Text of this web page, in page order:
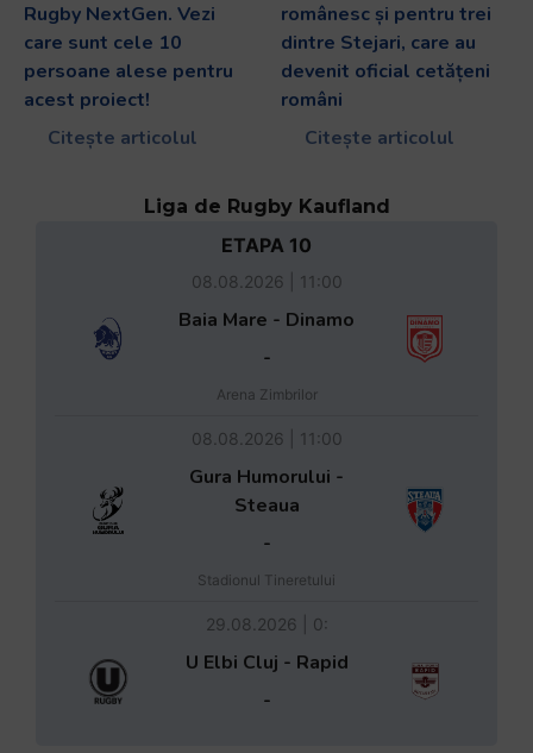
Rugby NextGen. Vezi
care sunt cele 10
persoane alese pentru
acest proiect!
Citește articolul
românesc și pentru trei
dintre Stejari, care au
devenit oficial cetățeni
români
Citește articolul
Liga de Rugby Kaufland
ETAPA 10
08.08.2026 | 11:00
Baia Mare - Dinamo
-
Arena Zimbrilor
08.08.2026 | 11:00
Gura Humorului -
Steaua
-
Stadionul Tineretului
29.08.2026 | 0:
U Elbi Cluj - Rapid
-